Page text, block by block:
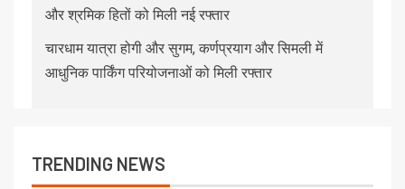
और श्रमिक हितों को मिली नई रफ्तार
चारधाम यात्रा होगी और सुगम, कर्णप्रयाग और सिमली में
आधुनिक पार्किंग परियोजनाओं को मिली रफ्तार
TRENDING NEWS